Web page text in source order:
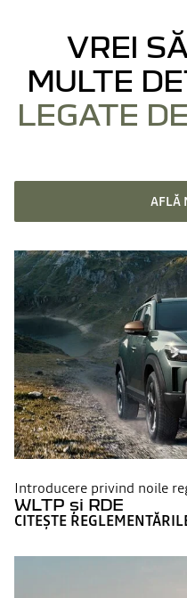
VREI
MULTE
LEGATE
AFLĂ
Introducere privind noile
WLTP și RDE
CITEȘTE